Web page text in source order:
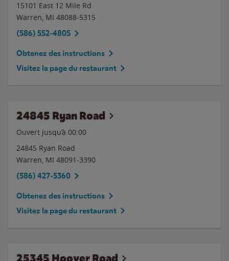
15101 East 12 Mile Rd
Warren, MI 48088-5315
(586) 552-4805
Obtenez des instructions
Visitez la page du restaurant
24845 Ryan Road
Ouvert jusqu’à 00:00
24845 Ryan Road
Warren, MI 48091-3390
(586) 427-5360
Obtenez des instructions
Visitez la page du restaurant
25345 Hoover Road